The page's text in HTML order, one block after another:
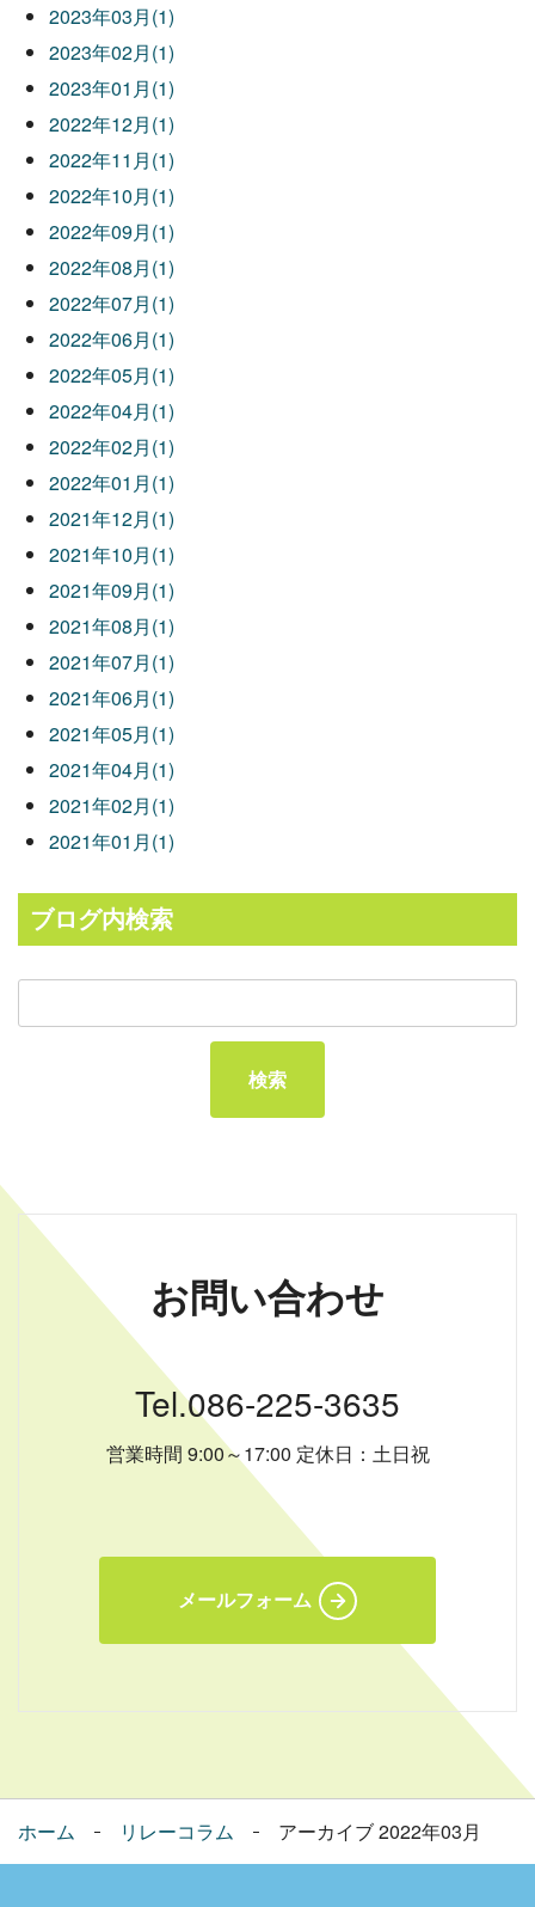
2023年03月(1)
2023年02月(1)
2023年01月(1)
2022年12月(1)
2022年11月(1)
2022年10月(1)
2022年09月(1)
2022年08月(1)
2022年07月(1)
2022年06月(1)
2022年05月(1)
2022年04月(1)
2022年02月(1)
2022年01月(1)
2021年12月(1)
2021年10月(1)
2021年09月(1)
2021年08月(1)
2021年07月(1)
2021年06月(1)
2021年05月(1)
2021年04月(1)
2021年02月(1)
2021年01月(1)
ブログ内検索
お問い合わせ
Tel.086-225-3635
営業時間 9:00～17:00 定休日：土日祝
メールフォーム
ホーム リレーコラム アーカイブ 2022年03月